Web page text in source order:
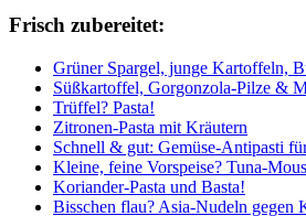
Frisch zubereitet:
Grüner Spargel, junge Kartoffeln,
Süßkartoffel, Gorgonzola-Pilze &
Trüffel? Pasta!
Zitronen-Pasta mit Kräutern
Schnell & gut: Gemüse-Antipasti
Kleine, feine Vorspeise? Tuna-
Koriander-Pasta und Basta!
Bisschen flau? Asia-Nudeln gegen